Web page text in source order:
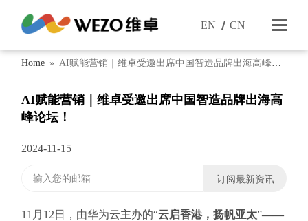
EN CN
Home » AI赋能营销｜维卓受邀出席中国智造品牌出海高峰论
AI赋能营销｜维卓受邀出席中国智造品牌出海高
峰论坛！
2024-11-15
11月12日，由华为云主办的“云启香港，扬帆亚太”——